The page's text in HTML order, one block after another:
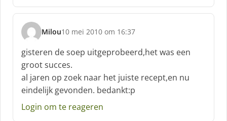
Milou
s
h
r
e
e
:
10 mei 2010 om 16:37
gisteren de soep uitgeprobeerd,het was een
groot succes.
al jaren op zoek naar het juiste recept,en nu
eindelijk gevonden. bedankt:p
Login om te reageren